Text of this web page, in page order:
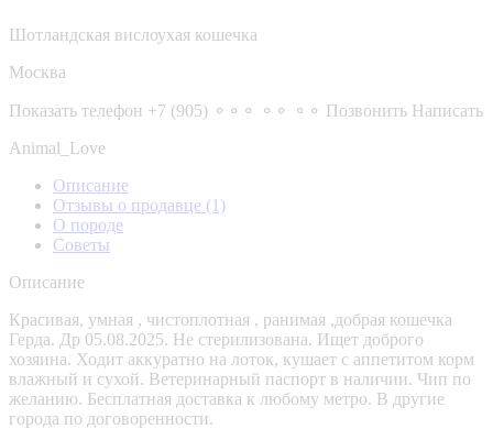
Шотландская вислоухая кошечка
Москва
Показать телефон +7 (905) ⚬⚬⚬ ⚬⚬ ⚬⚬ Позвонить Написать
Animal_Love
Описание
Отзывы о продавце (1)
О породе
Советы
Описание
Красивая, умная , чистоплотная , ранимая ,добрая кошечка
Герда. Др 05.08.2025. Не стерилизована. Ищет доброго
хозяина. Ходит аккуратно на лоток, кушает с аппетитом корм
влажный и сухой. Ветеринарный паспорт в наличии. Чип по
желанию. Бесплатная доставка к любому метро. В другие
города по договоренности.